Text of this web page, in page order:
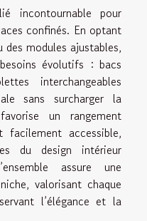
incontournable pour
confinés. En optant
modules ajustables,
évolutifs : bacs
interchangeables
sans surcharger la
un rangement
accessible,
du design intérieur
assure une
valorisant chaque
l’élégance et la